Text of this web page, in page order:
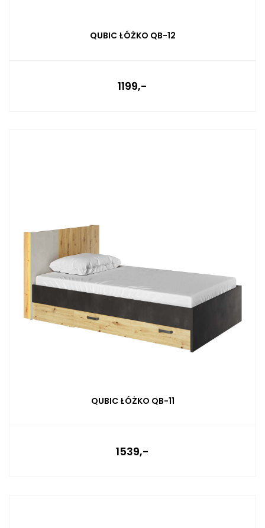
QUBIC ŁÓŻKO QB-12
1199,-
QUBIC ŁÓŻKO QB-11
1539,-